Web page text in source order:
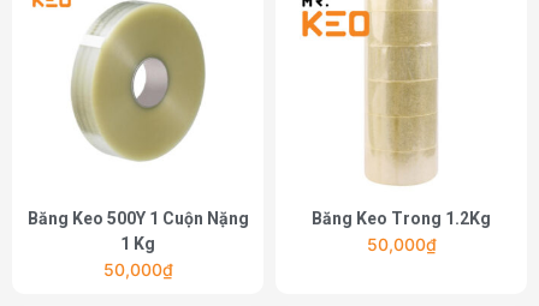
Băng Keo 500Y 1 Cuộn Nặng
1 Kg
50,000₫
Băng Keo Trong 1.2Kg
50,000₫